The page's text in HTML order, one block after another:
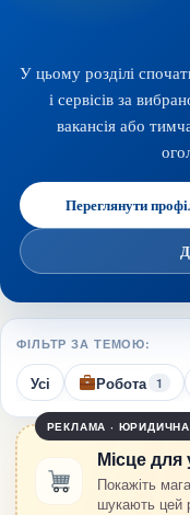
У цьому розділі
і сервісів за
вакансія або
Переглянути
ФІЛЬТР ЗА ТЕМОЮ:
Усі Робота 1
РЕКЛАМА ·
Місце для
Покажіть
шукають цей